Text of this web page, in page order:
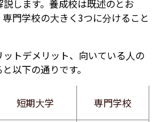
します。 養成校は既述のとお
門学校の大きく3つに分けること
トデメリット、向いている人の
以下の通りです。
短期大学 専門学校